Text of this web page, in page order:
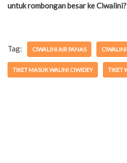
untuk rombongan besar ke Ciwalini?
Tag: CIWALINI AIR PANAS
TIKET MASUK WALINI CIWIDEY TIKET